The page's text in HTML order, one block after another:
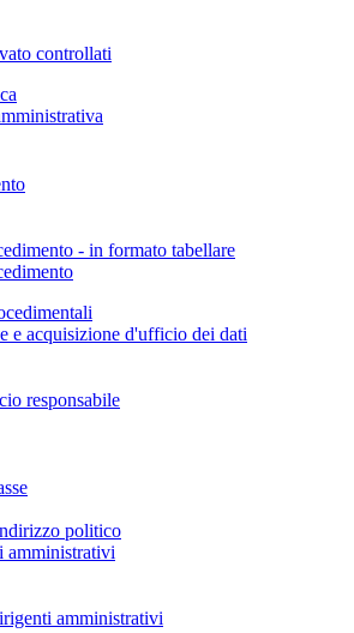
controllati
- in formato tabellare
e acquisizione d'ufficio dei dati
responsabile
politico
amministrativi
amministrativi